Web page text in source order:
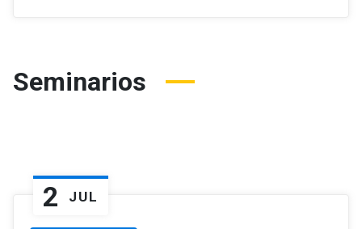
Seminarios
2 JUL